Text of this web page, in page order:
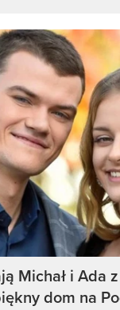
Michał i Ada
dom na